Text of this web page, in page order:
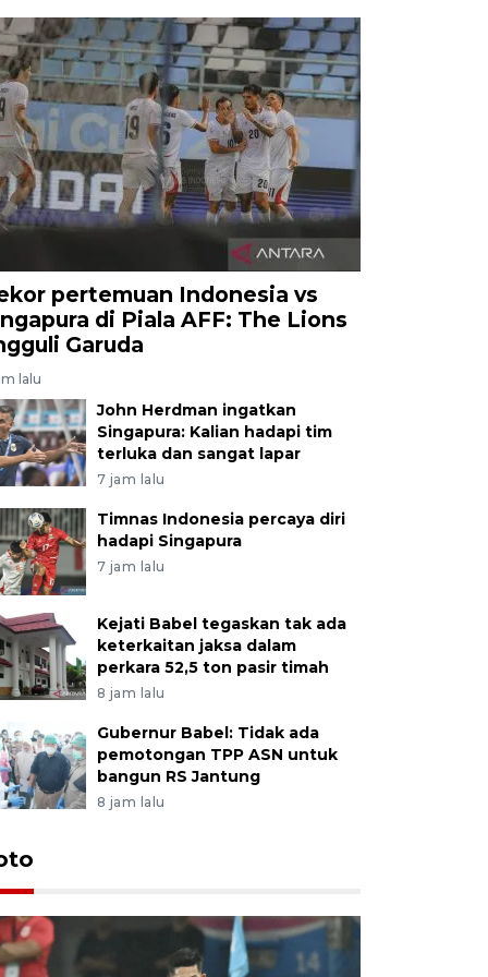
pertemuan Indonesia vs
di Piala AFF: The Lions
Garuda
lalu
John Herdman ingatkan
Singapura: Kalian hadapi tim
terluka dan sangat lapar
7 jam lalu
Timnas Indonesia percaya diri
hadapi Singapura
7 jam lalu
Kejati Babel tegaskan tak ada
keterkaitan jaksa dalam
perkara 52,5 ton pasir timah
8 jam lalu
Gubernur Babel: Tidak ada
pemotongan TPP ASN untuk
bangun RS Jantung
8 jam lalu